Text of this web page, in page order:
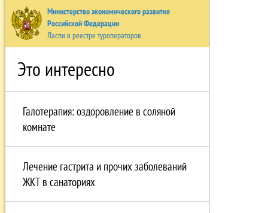
Министерство экономического развития
Российской Федерации
Ласпи в реестре туроператоров
Это интересно
Галотерапия: оздоровление в соляной
комнате
Лечение гастрита и прочих заболеваний
ЖКТ в санаториях